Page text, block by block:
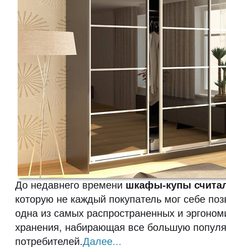
До недавнего времени шкафы-купы
которую не каждый покупатель мог себе
одна из самых распространенных и
хранения, набирающая все большую
потребителей.Далее...